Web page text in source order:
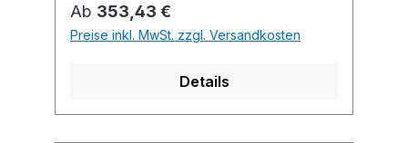
Regulärer Preis:
Ab 353,43 €
Preise inkl. MwSt. zzgl. Versandkosten
Details